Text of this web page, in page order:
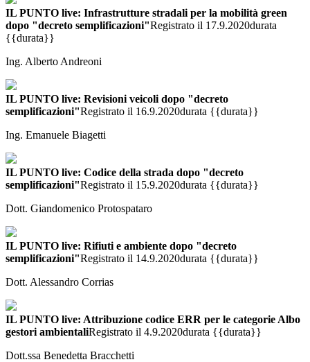
IL PUNTO live: Infrastrutture stradali per la mobilità green
dopo "decreto semplificazioni"Registrato il 17.9.2020durata
{{durata}}
Ing. Alberto Andreoni
IL PUNTO live: Revisioni veicoli dopo "decreto
semplificazioni"Registrato il 16.9.2020durata {{durata}}
Ing. Emanuele Biagetti
IL PUNTO live: Codice della strada dopo "decreto
semplificazioni"Registrato il 15.9.2020durata {{durata}}
Dott. Giandomenico Protospataro
IL PUNTO live: Rifiuti e ambiente dopo "decreto
semplificazioni"Registrato il 14.9.2020durata {{durata}}
Dott. Alessandro Corrias
IL PUNTO live: Attribuzione codice ERR per le categorie Albo
gestori ambientaliRegistrato il 4.9.2020durata {{durata}}
Dott.ssa Benedetta Bracchetti